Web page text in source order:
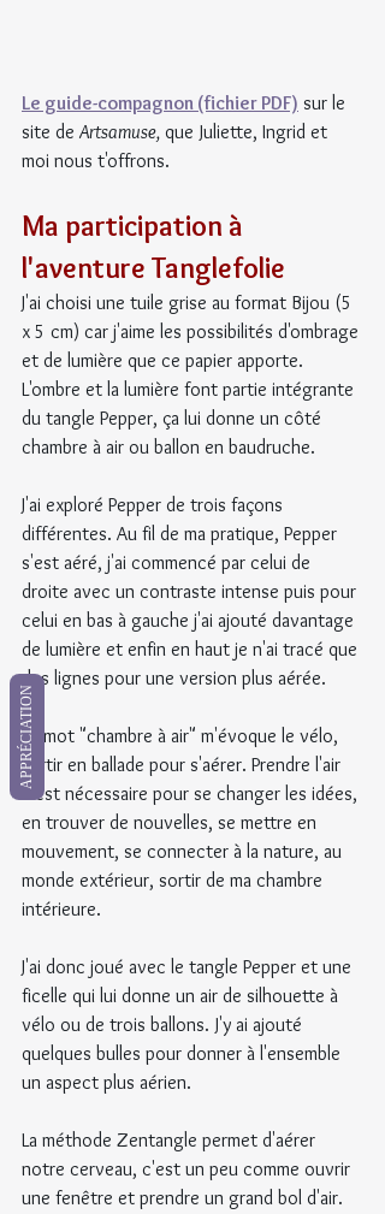
Le guide-compagnon (fichier PDF) sur le
site de Artsamuse, que Juliette, Ingrid et
moi nous t'offrons.
Ma participation à
l'aventure Tanglefolie
J'ai choisi une tuile grise au format Bijou (5
x 5 cm) car j'aime les possibilités d'ombrage
et de lumière que ce papier apporte.
L'ombre et la lumière font partie intégrante
du tangle Pepper, ça lui donne un côté
chambre à air ou ballon en baudruche.
J'ai exploré Pepper de trois façons
différentes. Au fil de ma pratique, Pepper
s'est aéré, j'ai commencé par celui de
droite avec un contraste intense puis pour
celui en bas à gauche j'ai ajouté davantage
de lumière et enfin en haut je n'ai tracé que
des lignes pour une version plus aérée.
Le mot "chambre à air" m'évoque le vélo,
partir en ballade pour s'aérer. Prendre l'air
c'est nécessaire pour se changer les idées,
en trouver de nouvelles, se mettre en
mouvement, se connecter à la nature, au
monde extérieur, sortir de ma chambre
intérieure.
J'ai donc joué avec le tangle Pepper et une
ficelle qui lui donne un air de silhouette à
vélo ou de trois ballons. J'y ai ajouté
quelques bulles pour donner à l'ensemble
un aspect plus aérien.
La méthode Zentangle permet d'aérer
notre cerveau, c'est un peu comme ouvrir
une fenêtre et prendre un grand bol d'air.
APPRÉCIATION